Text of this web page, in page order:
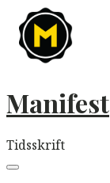
Skip
content
Manifest
Tidsskrift
navigation
Menu